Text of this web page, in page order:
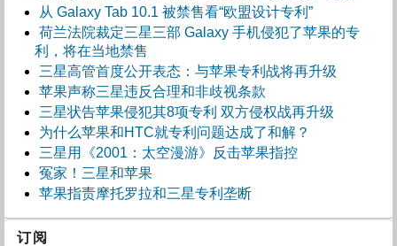
从 Galaxy Tab 10.1 被禁售看“欧盟设计专利”
荷兰法院裁定三星三部 Galaxy 手机侵犯了苹果的专
利，将在当地禁售
三星高管首度公开表态：与苹果专利战将再升级
苹果声称三星违反合理和非歧视条款
三星状告苹果侵犯其8项专利 双方侵权战再升级
为什么苹果和HTC就专利问题达成了和解？
三星用《2001：太空漫游》反击苹果指控
冤家！三星和苹果
苹果指责摩托罗拉和三星专利垄断
订阅